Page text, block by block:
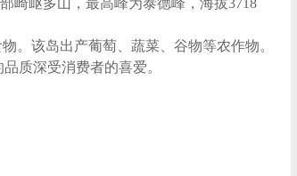
崎岖多山，最高峰为泰德峰，海拔3718
。该岛出产葡萄、蔬菜、谷物等农作物。
质深受消费者的喜爱。